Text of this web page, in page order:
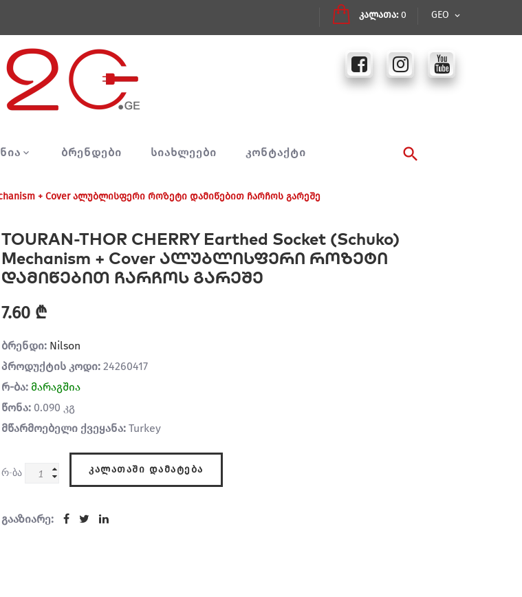
GEO
კალათა: 0
ᲑᲠᲔᲜᲓᲔᲑᲘ ᲡᲘᲐᲮᲚᲔᲔᲑᲘ ᲙᲝᲜᲢᲐᲥᲢᲘ
+ Cover ალუბლისფერი როზეტი დამიწებით ჩარჩოს გარეშე
TOURAN-THOR CHERRY Earthed Socket (Schuko)
Mechanism + Cover ალუბლისფერი როზეტი
დამიწებით ჩარჩოს გარეშე
7.60 ₾
ბრენდი: Nilson
პროდუქტის კოდი: 24260417
რ-ბა: მარაგშია
წონა: 0.090 კგ
მწარმოებელი ქვეყანა: Turkey
რ-ბა ᲙᲐᲚᲐᲗᲐᲨᲘ ᲓᲐᲛᲐᲢᲔᲑᲐ
გააზიარე: